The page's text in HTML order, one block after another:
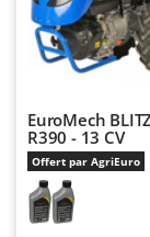
EuroMech
R390 - 13 CV
Offert par AgriEuro